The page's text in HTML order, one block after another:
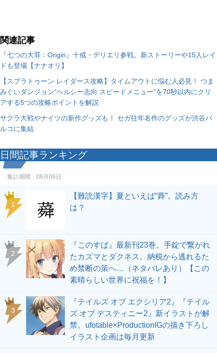
関連記事
『七つの大罪：Origin』十戒・デリエリ参戦。新ストーリーや15人レイ
ドも登場【ナナオリ】
【スプラトゥーン レイダース攻略】タイムアウトに悩む人必見！ つま
みぐいダンジョン“ヘルシー志向 スピードメニュー”を70秒以内にクリ
アする5つの攻略ポイントを解説
サクラ大戦やナイツの新作グッズも！ セガ往年名作のグッズが渋谷パ
ルコに集結
日間記事ランキング
集計期間： 08月06日
1
【難読漢字】夏といえば“蕣”。読み方
は？
2
『このすば』最新刊23巻。手錠で繋がれ
たカズマとダクネス。納税から逃れるた
め禁断の策へ…（ネタバレあり）【この
素晴らしい世界に祝福を！】
3
『テイルズ オブ エクシリア2』『テイル
ズ オブ デスティニー2』新イラストが解
禁。ufotable×ProductionIGの描き下ろし
イラスト企画は毎月更新